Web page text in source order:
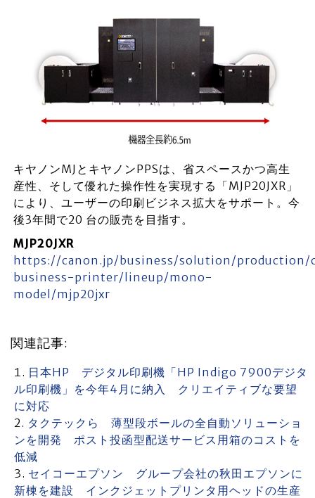
キヤノンMJとキヤノンPPSは、省スペースかつ高生
産性、そして優れた操作性を実現する「MJP20JXR」
により、ユーザーの印刷ビジネス拡大をサポート。今
後3年間で20 台の販売を目指す。
MJP20JXR
https://canon.jp/business/solution/
business-printer/lineup/mono-
model/mjp20jxr
関連記事:
日本HP デジタル印刷機「HP Indigo 7900デジタ
ル印刷機」を今年4月に納入 クリエイティブな要望
に対応
タクテックら 薄型段ボールの全自動ソリューショ
ンを開発 ポスト投函型配送サービス用箱のコストを
低減
セイコーエプソン グループ会社の秋田エプソンに
新棟を建設 インクジェットプリンタ用ヘッドの生産